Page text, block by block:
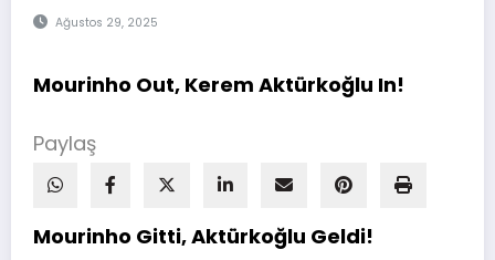
Ağustos 29, 2025
Mourinho Out, Kerem Aktürkoğlu In!
Paylaş
Mourinho Gitti, Aktürkoğlu Geldi!